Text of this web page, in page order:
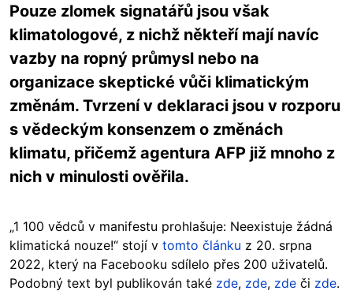
Pouze zlomek signatářů jsou však
klimatologové, z nichž někteří mají navíc
vazby na ropný průmysl nebo na
organizace skeptické vůči klimatickým
změnám. Tvrzení v deklaraci jsou v rozporu
s vědeckým konsenzem o změnách
klimatu, přičemž agentura AFP již mnoho z
nich v minulosti ověřila.
„1 100 vědců v manifestu prohlašuje: Neexistuje žádná
klimatická nouze!“ stojí v tomto článku z 20. srpna
2022, který na Facebooku sdílelo přes 200 uživatelů.
Podobný text byl publikován také zde, zde, zde či zde.